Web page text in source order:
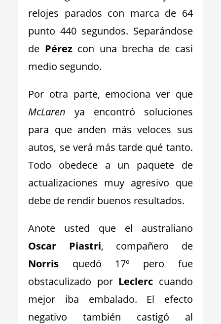
relojes parados con marca de 64
punto 440 segundos. Separándose
de Pérezcon una brecha de casi
medio segundo.
Por otra parte, emociona ver que
McLaren ya encontró soluciones
para que anden más veloces sus
autos, se verá más tarde qué tanto.
Todo obedece a un paquete de
actualizaciones muy agresivo que
debe de rendir buenos resultados.
Anote usted que el australiano
Oscar Piastri, compañero de
Norris quedó 17º pero fue
obstaculizado por Leclerc cuando
mejor iba embalado. El efecto
negativo también castigó al